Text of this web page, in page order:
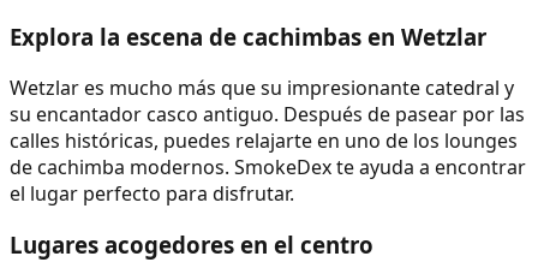
Explora la escena de cachimbas en Wetzlar
Wetzlar es mucho más que su impresionante catedral y
su encantador casco antiguo. Después de pasear por las
calles históricas, puedes relajarte en uno de los lounges
de cachimba modernos. SmokeDex te ayuda a encontrar
el lugar perfecto para disfrutar.
Lugares acogedores en el centro